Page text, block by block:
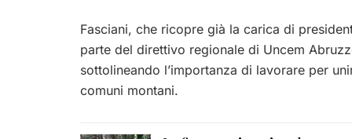
Fasciani, che ricopre già la carica di
parte del direttivo regionale di Uncem
sottolineando l’importanza di lavorare per
comuni montani.